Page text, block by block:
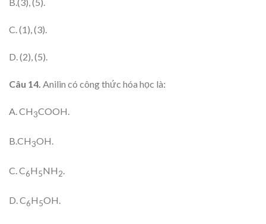
B.(3), (5).
C. (1), (3).
D. (2), (5).
Câu 14. Anilin có công thức hóa học là:
A. CH3COOH.
B.CH3OH.
C. C6H5NH2
D. C6H5OH.